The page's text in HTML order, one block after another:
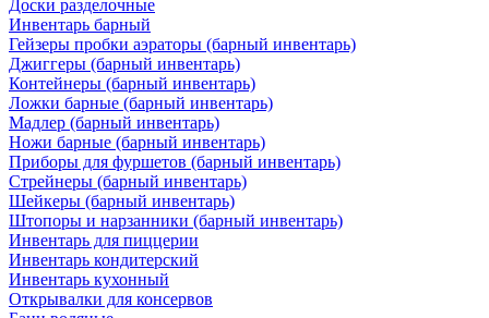
Доски разделочные
Инвентарь барный
Гейзеры пробки аэраторы (барный инвентарь)
Джиггеры (барный инвентарь)
Контейнеры (барный инвентарь)
Ложки барные (барный инвентарь)
Мадлер (барный инвентарь)
Ножи барные (барный инвентарь)
Приборы для фуршетов (барный инвентарь)
Стрейнеры (барный инвентарь)
Шейкеры (барный инвентарь)
Штопоры и нарзанники (барный инвентарь)
Инвентарь для пиццерии
Инвентарь кондитерский
Инвентарь кухонный
Открывалки для консервов